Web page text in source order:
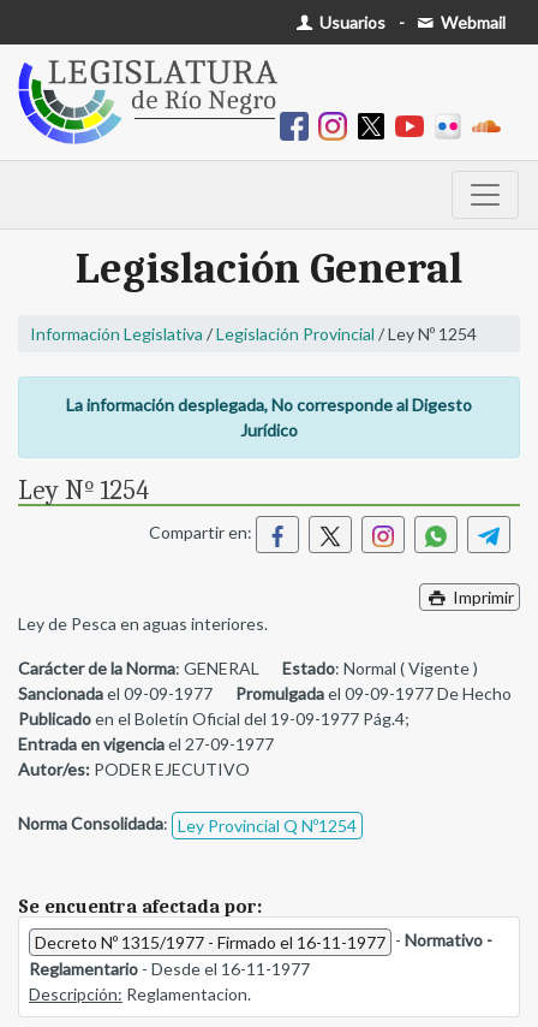
Usuarios - Webmail
Legislación General
Información Legislativa /Legislación Provincial / Ley Nº 1254
La información desplegada, No corresponde al Digesto
Jurídico
Ley Nº 1254
Compartir en:
Imprimir
Ley de Pesca en aguas interiores.
Carácter de la Norma: GENERAL Estado: Normal ( Vigente )
Sancionadael 09-09-1977 Promulgadael 09-09-1977 De Hecho
Publicadoen el Boletín Oficial del 19-09-1977 Pág.4;
Entrada en vigenciael 27-09-1977
Autor/es: PODER EJECUTIVO
Norma Consolidada: Ley Provincial Q Nº1254
Se encuentra afectada por:
Decreto Nº 1315/1977 - Firmado el 16-11-1977 - Normativo -
Reglamentario - Desde el 16-11-1977
Descripción: Reglamentacion.